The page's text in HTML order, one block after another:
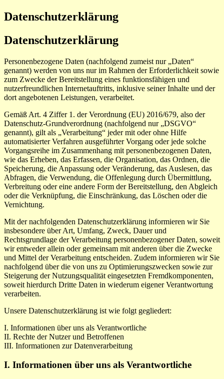
Datenschutzerklärung
Datenschutzerklärung
Personenbezogene Daten (nachfolgend zumeist nur „Daten“
genannt) werden von uns nur im Rahmen der Erforderlichkeit sowie
zum Zwecke der Bereitstellung eines funktionsfähigen und
nutzerfreundlichen Internetauftritts, inklusive seiner Inhalte und der
dort angebotenen Leistungen, verarbeitet.
Gemäß Art. 4 Ziffer 1. der Verordnung (EU) 2016/679, also der
Datenschutz-Grundverordnung (nachfolgend nur „DSGVO“
genannt), gilt als „Verarbeitung“ jeder mit oder ohne Hilfe
automatisierter Verfahren ausgeführter Vorgang oder jede solche
Vorgangsreihe im Zusammenhang mit personenbezogenen Daten,
wie das Erheben, das Erfassen, die Organisation, das Ordnen, die
Speicherung, die Anpassung oder Veränderung, das Auslesen, das
Abfragen, die Verwendung, die Offenlegung durch Übermittlung,
Verbreitung oder eine andere Form der Bereitstellung, den Abgleich
oder die Verknüpfung, die Einschränkung, das Löschen oder die
Vernichtung.
Mit der nachfolgenden Datenschutzerklärung informieren wir Sie
insbesondere über Art, Umfang, Zweck, Dauer und
Rechtsgrundlage der Verarbeitung personenbezogener Daten, soweit
wir entweder allein oder gemeinsam mit anderen über die Zwecke
und Mittel der Verarbeitung entscheiden. Zudem informieren wir Sie
nachfolgend über die von uns zu Optimierungszwecken sowie zur
Steigerung der Nutzungsqualität eingesetzten Fremdkomponenten,
soweit hierdurch Dritte Daten in wiederum eigener Verantwortung
verarbeiten.
Unsere Datenschutzerklärung ist wie folgt gegliedert:
I. Informationen über uns als Verantwortliche
II. Rechte der Nutzer und Betroffenen
III. Informationen zur Datenverarbeitung
I. Informationen über uns als Verantwortliche